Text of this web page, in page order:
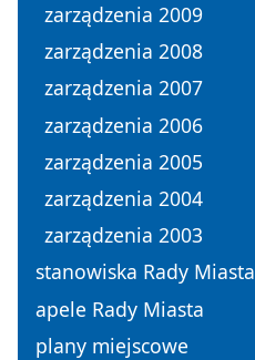
zarządzenia 2009
zarządzenia 2008
zarządzenia 2007
zarządzenia 2006
zarządzenia 2005
zarządzenia 2004
zarządzenia 2003
stanowiska Rady Miasta
apele Rady Miasta
plany miejscowe